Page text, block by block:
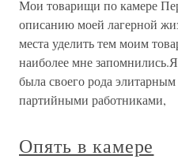
Мои товарищи по камере
описанию моей лагерной
места уделить тем моим
наиболее мне
была своего рода
партийными работниками,
Опять в камере